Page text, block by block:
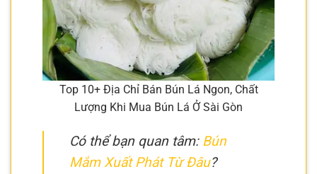
Top 10+ Địa Chỉ Bán Bún Lá Ngon, Chất
Lượng Khi Mua Bún Lá Ở Sài Gòn
Có thể bạn quan tâm: Bún
Mắm Xuất Phát Từ Đâu?